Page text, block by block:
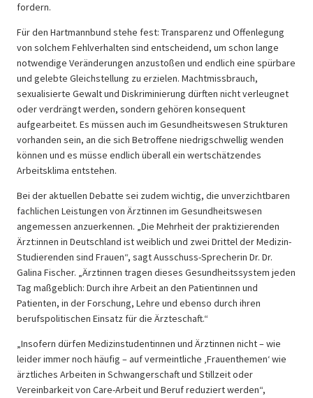
fordern.
Für den Hartmannbund stehe fest: Transparenz und Offenlegung
von solchem Fehlverhalten sind entscheidend, um schon lange
notwendige Veränderungen anzustoßen und endlich eine spürbare
und gelebte Gleichstellung zu erzielen. Machtmissbrauch,
sexualisierte Gewalt und Diskriminierung dürften nicht verleugnet
oder verdrängt werden, sondern gehören konsequent
aufgearbeitet. Es müssen auch im Gesundheitswesen Strukturen
vorhanden sein, an die sich Betroffene niedrigschwellig wenden
können und es müsse endlich überall ein wertschätzendes
Arbeitsklima entstehen.
Bei der aktuellen Debatte sei zudem wichtig, die unverzichtbaren
fachlichen Leistungen von Ärztinnen im Gesundheitswesen
angemessen anzuerkennen. „Die Mehrheit der praktizierenden
Ärzt:innen in Deutschland ist weiblich und zwei Drittel der Medizin-
Studierenden sind Frauen“, sagt Ausschuss-Sprecherin Dr. Dr.
Galina Fischer. „Ärztinnen tragen dieses Gesundheitssystem jeden
Tag maßgeblich: Durch ihre Arbeit an den Patientinnen und
Patienten, in der Forschung, Lehre und ebenso durch ihren
berufspolitischen Einsatz für die Ärzteschaft.“
„Insofern dürfen Medizinstudentinnen und Ärztinnen nicht – wie
leider immer noch häufig – auf vermeintliche ‚Frauenthemen‘ wie
ärztliches Arbeiten in Schwangerschaft und Stillzeit oder
Vereinbarkeit von Care-Arbeit und Beruf reduziert werden“,